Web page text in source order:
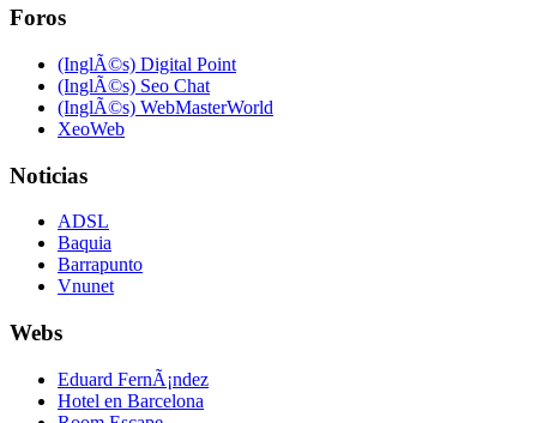
Foros
(InglÃ©s) Digital Point
(InglÃ©s) Seo Chat
(InglÃ©s) WebMasterWorld
XeoWeb
Noticias
ADSL
Baquia
Barrapunto
Vnunet
Webs
Eduard FernÃ¡ndez
Hotel en Barcelona